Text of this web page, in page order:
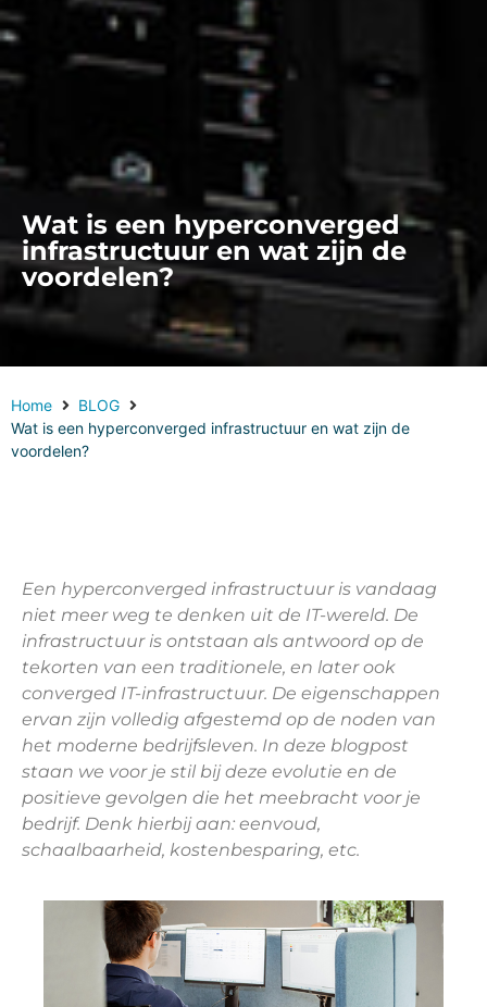
Wat is een hyperconverged
infrastructuur en wat zijn de
voordelen?
Home
BLOG
Wat is een hyperconverged infrastructuur en wat zijn de
voordelen?
Een hyperconverged infrastructuur is vandaag
niet meer weg te denken uit de IT-wereld. De
infrastructuur is ontstaan als antwoord op de
tekorten van een traditionele, en later ook
converged IT-infrastructuur. De eigenschappen
ervan zijn volledig afgestemd op de noden van
het moderne bedrijfsleven. In deze blogpost
staan we voor je stil bij deze evolutie en de
positieve gevolgen die het meebracht voor je
bedrijf. Denk hierbij aan: eenvoud,
schaalbaarheid, kostenbesparing, etc.